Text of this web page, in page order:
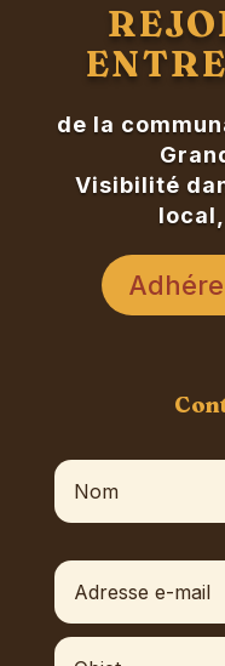
de la
Visibilité